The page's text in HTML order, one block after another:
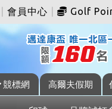
會員中心 Golf
競標網 高爾夫假期